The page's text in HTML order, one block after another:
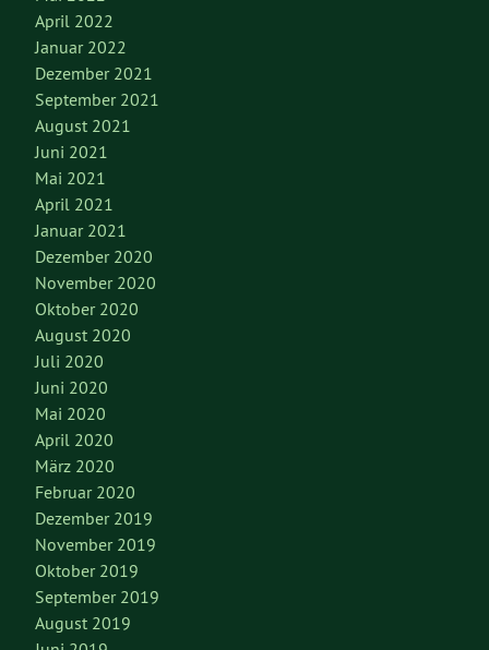
April 2022
Januar 2022
Dezember 2021
September 2021
August 2021
Juni 2021
Mai 2021
April 2021
Januar 2021
Dezember 2020
November 2020
Oktober 2020
August 2020
Juli 2020
Juni 2020
Mai 2020
April 2020
März 2020
Februar 2020
Dezember 2019
November 2019
Oktober 2019
September 2019
August 2019